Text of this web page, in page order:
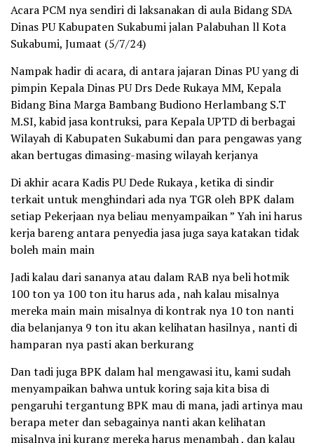
Acara PCM nya sendiri di laksanakan di aula Bidang SDA
Dinas PU Kabupaten Sukabumi jalan Palabuhan ll Kota
Sukabumi, Jumaat (5/7/24)
Nampak hadir di acara, di antara jajaran Dinas PU yang di
pimpin Kepala Dinas PU Drs Dede Rukaya MM, Kepala
Bidang Bina Marga Bambang Budiono Herlambang S.T
M.SI, kabid jasa kontruksi, para Kepala UPTD di berbagai
Wilayah di Kabupaten Sukabumi dan para pengawas yang
akan bertugas dimasing-masing wilayah kerjanya
Di akhir acara Kadis PU Dede Rukaya , ketika di sindir
terkait untuk menghindari ada nya TGR oleh BPK dalam
setiap Pekerjaan nya beliau menyampaikan ” Yah ini harus
kerja bareng antara penyedia jasa juga saya katakan tidak
boleh main main
Jadi kalau dari sananya atau dalam RAB nya beli hotmik
100 ton ya 100 ton itu harus ada , nah kalau misalnya
mereka main main misalnya di kontrak nya 10 ton nanti
dia belanjanya 9 ton itu akan kelihatan hasilnya , nanti di
hamparan nya pasti akan berkurang
Dan tadi juga BPK dalam hal mengawasi itu, kami sudah
menyampaikan bahwa untuk koring saja kita bisa di
pengaruhi tergantung BPK mau di mana, jadi artinya mau
berapa meter dan sebagainya nanti akan kelihatan
misalnya ini kurang mereka harus menambah , dan kalau